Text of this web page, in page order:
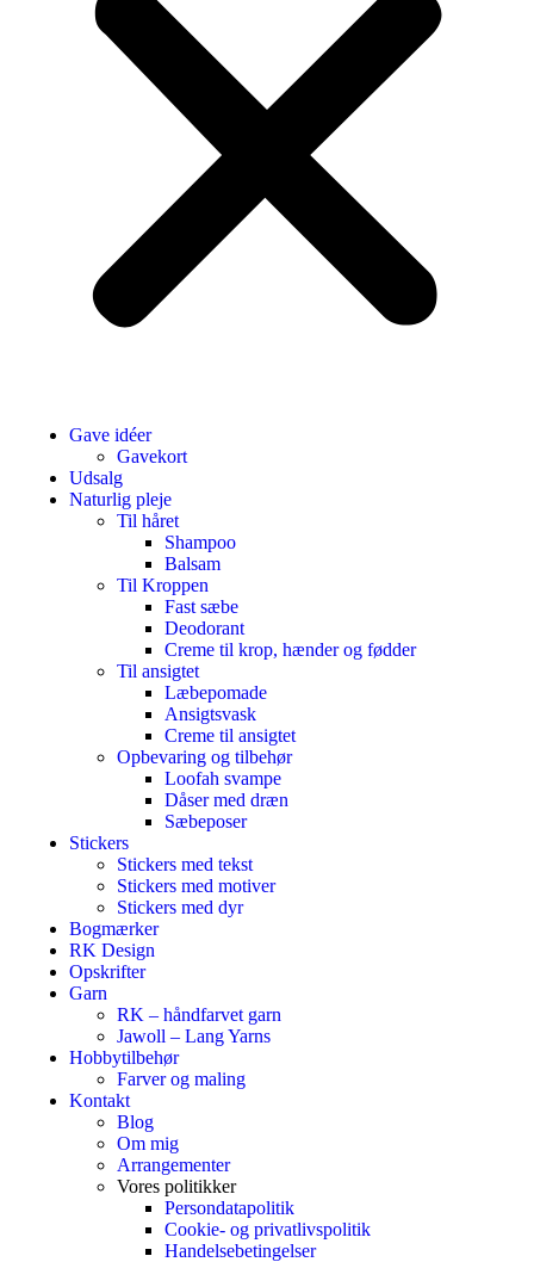
Gave idéer
Gavekort
Udsalg
Naturlig pleje
Til håret
Shampoo
Balsam
Til Kroppen
Fast sæbe
Deodorant
Creme til krop, hænder og fødder
Til ansigtet
Læbepomade
Ansigtsvask
Creme til ansigtet
Opbevaring og tilbehør
Loofah svampe
Dåser med dræn
Sæbeposer
Stickers
Stickers med tekst
Stickers med motiver
Stickers med dyr
Bogmærker
RK Design
Opskrifter
Garn
RK – håndfarvet garn
Jawoll – Lang Yarns
Hobbytilbehør
Farver og maling
Kontakt
Blog
Om mig
Arrangementer
Vores politikker
Persondatapolitik
Cookie- og privatlivspolitik
Handelsebetingelser